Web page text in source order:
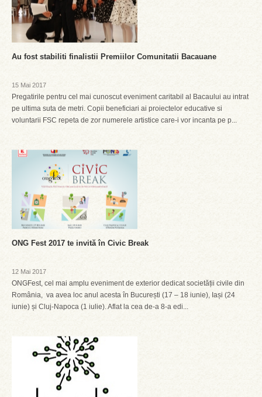
Au fost stabiliti finalistii Premiilor Comunitatii Bacauane
15 Mai 2017
Pregatirile pentru cel mai cunoscut eveniment caritabil al Bacaului au intrat
pe ultima suta de metri. Copii beneficiari ai proiectelor educative si
voluntarii FSC repeta de zor numerele artistice care-i vor incanta pe p...
ONG Fest 2017 te invită în Civic Break
12 Mai 2017
ONGFest, cel mai amplu eveniment de exterior dedicat societății civile din
România, va avea loc anul acesta în București (17 – 18 iunie), Iași (24
iunie) și Cluj-Napoca (1 iulie). Aflat la cea de-a 8-a edi...